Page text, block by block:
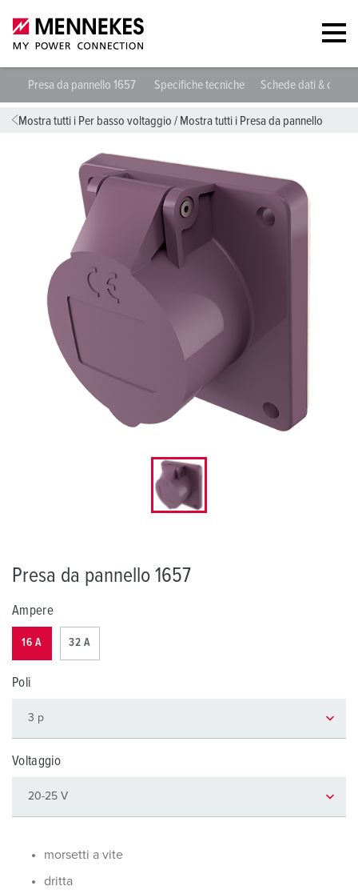
Presa da pannello 1657 Specifiche tecniche Schede dati &
Mostra tutti i Per basso voltaggio / Mostra tutti i Presa da pannello
Presa da pannello 1657
Ampere
16 A 32 A
Poli
Voltaggio
morsetti a vite
dritta